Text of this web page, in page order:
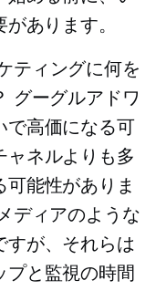
あります。
ティングに何を
グーグルアドワ
で高価になる可
ャネルよりも多
可能性がありま
ディアのような
すが、それらは
プと監視の時間